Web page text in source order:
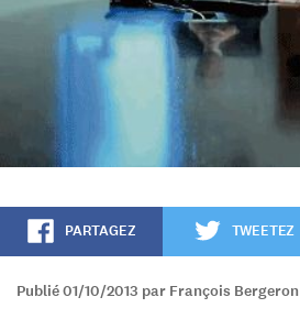
PARTAGEZ TWEETEZ
Publié 01/10/2013 par François Bergeron